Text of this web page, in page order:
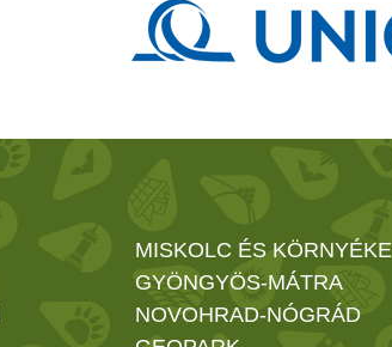
MISKOLC ÉS KÖRNYÉKE
GYÖNGYÖS-MÁTRA
NOVOHRAD-NÓGRÁD